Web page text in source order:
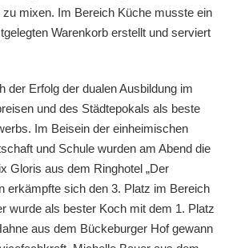
zu mixen. Im Bereich Küche musste ein
Warenkorb erstellt und serviert
der Erfolg der dualen Ausbildung im
und des Städtepokals als beste
Im Beisein der einheimischen
und Schule wurden am Abend die
Gloris aus dem Ringhotel „Der
erkämpfte sich den 3. Platz im Bereich
wurde als bester Koch mit dem 1. Platz
aus dem Bückeburger Hof gewann